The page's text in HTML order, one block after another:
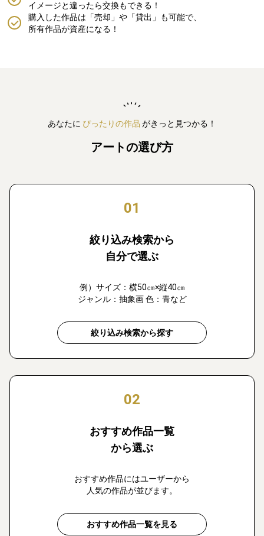
購入した作品は「売却」や「貸出」も可能で、
所有作品が資産になる！
イメージと違ったら交換もできる！
あなたに ぴったりの作品 がきっと見つかる！
アートの選び方
01
絞り込み検索から
自分で選ぶ
例）サイズ：横50㎝×縦40㎝
ジャンル：抽象画 色：青など
絞り込み検索から探す
02
おすすめ作品一覧
から選ぶ
おすすめ作品にはユーザーから
人気の作品が並びます。
おすすめ作品一覧を見る